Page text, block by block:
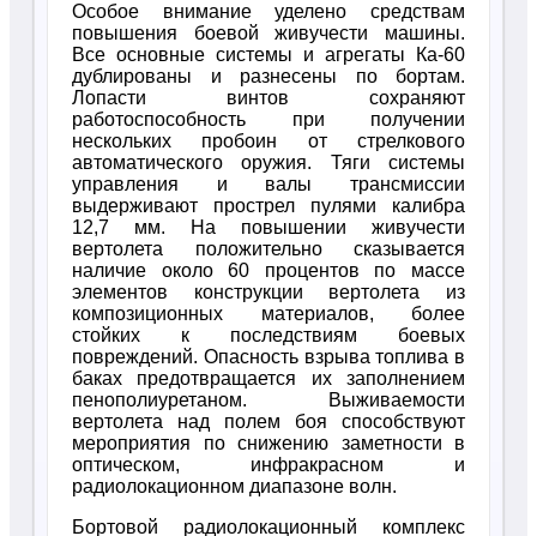
Особое внимание уделено средствам
повышения боевой живучести машины.
Все основные системы и агрегаты Ка-60
дублированы и разнесены по бортам.
Лопасти винтов сохраняют
работоспособность при получении
нескольких пробоин от стрелкового
автоматического оружия. Тяги системы
управления и валы трансмиссии
выдерживают прострел пулями калибра
12,7 мм. На повышении живучести
вертолета положительно сказывается
наличие около 60 процентов по массе
элементов конструкции вертолета из
композиционных материалов, более
стойких к последствиям боевых
повреждений. Опасность взрыва топлива в
баках предотвращается их заполнением
пенополиуретаном. Выживаемости
вертолета над полем боя способствуют
мероприятия по снижению заметности в
оптическом, инфракрасном и
радиолокационном диапазоне волн.
Бортовой радиолокационный комплекс